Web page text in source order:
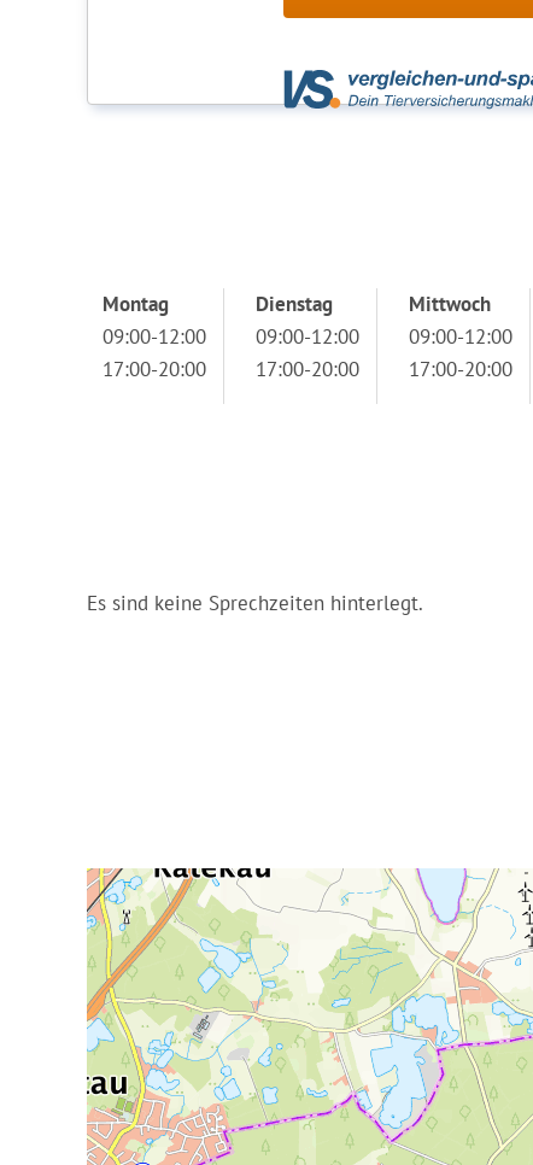
Montag
09:00-12:00
17:00-20:00
Dienstag
09:00-12:00
17:00-20:00
Mittwoch
09:00-12:00
17:00-20:00
Es sind keine Sprechzeiten hinterlegt.